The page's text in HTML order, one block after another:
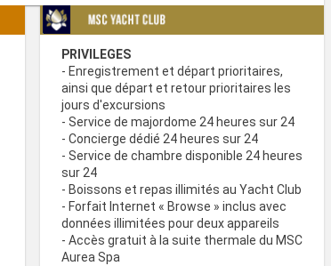
PRIVILEGES
- Enregistrement et départ prioritaires,
ainsi que départ et retour prioritaires les
jours d'excursions
- Service de majordome 24 heures sur 24
- Concierge dédié 24 heures sur 24
- Service de chambre disponible 24 heures
sur 24
- Boissons et repas illimités au Yacht Club
- Forfait Internet « Browse » inclus avec
données illimitées pour deux appareils
- Accès gratuit à la suite thermale du MSC
Aurea Spa